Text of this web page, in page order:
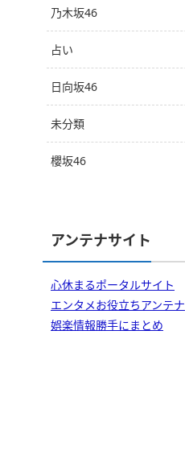
乃木坂46
占い
日向坂46
未分類
櫻坂46
アンテナサイト
心休まるポータルサイト
エンタメお役立ちアンテナ
娯楽情報勝手にまとめ